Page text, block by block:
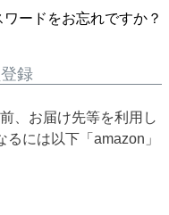
ワードをお忘れですか？
録
、お届け先等を利用し
には以下「amazon」